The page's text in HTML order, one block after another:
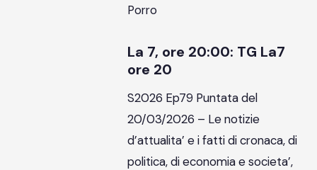
Porro
La 7, ore 20:00: TG La7
ore 20
S2026 Ep79 Puntata del
20/03/2026 – Le notizie
d’attualita’ e i fatti di cronaca, di
politica, di economia e societa’,